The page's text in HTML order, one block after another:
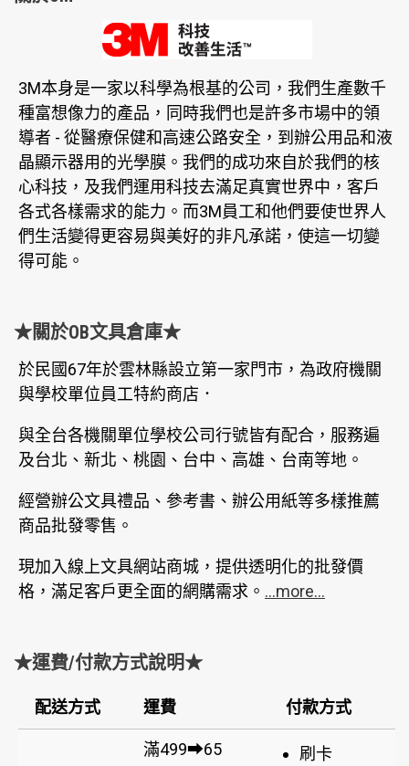
3M本身是一家以科學為根基的公司，我們生產數千
種富想像力的產品，同時我們也是許多市場中的領
導者 - 從醫療保健和高速公路安全，到辦公用品和液
晶顯示器用的光學膜。我們的成功來自於我們的核
心科技，及我們運用科技去滿足真實世界中，客戶
各式各樣需求的能力。而3M員工和他們要使世界人
們生活變得更容易與美好的非凡承諾，使這一切變
得可能。
★關於OB文具倉庫★
於民國67年於雲林縣設立第一家門市，為政府機關
與學校單位員工特約商店．
與全台各機關單位學校公司行號皆有配合，服務遍
及台北、新北、桃園、台中、高雄、台南等地。
經營辦公文具禮品、參考書、辦公用紙等多樣推薦
商品批發零售。
現加入線上文具網站商城，提供透明化的批發價
格，滿足客戶更全面的網購需求。 ...more...
★運費/付款方式說明★
配送方式 運費 付款方式
滿499➡65
刷卡